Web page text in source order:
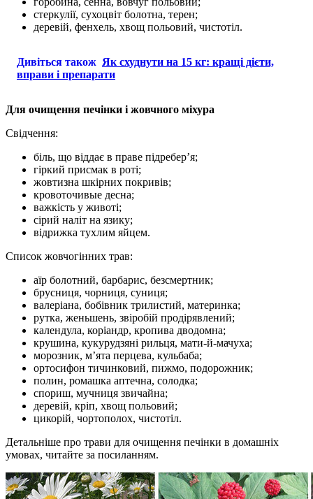
стеркулії, сухоцвіт болотна, терен;
деревій, фенхель, хвощ польовий, чистотіл.
Дивіться також Як схуднути на 15 кг: кращі дієти,
вправи і препарати
Для очищення печінки і жовчного міхура
Свідчення:
біль, що віддає в праве підребер’я;
гіркий присмак в роті;
жовтизна шкірних покривів;
кровоточивые десна;
важкість у животі;
сірий наліт на язику;
відрижка тухлим яйцем.
Список жовчогінних трав:
аїр болотний, барбарис, безсмертник;
брусниця, чорниця, суниця;
валеріана, бобівник трилистий, материнка;
рутка, женьшень, звіробій продірявлений;
календула, коріандр, кропива дводомна;
крушина, кукурудзяні рильця, мати-й-мачуха;
морозник, м’ята перцева, кульбаба;
ортосифон тичинковий, пижмо, подорожник;
полин, ромашка аптечна, солодка;
спориш, мучниця звичайна;
деревій, кріп, хвощ польовий;
цикорій, чортополох, чистотіл.
Детальніше про трави для очищення печінки в домашніх
умовах, читайте за посиланням.